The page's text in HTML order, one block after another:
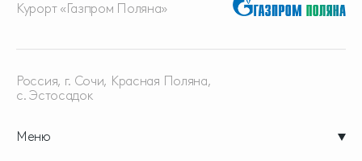
Курорт «Газпром Поляна»
Меню
Россия, г. Сочи, Красная Поляна,
с. Эстосадок